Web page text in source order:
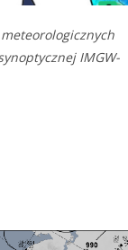
IMGW-